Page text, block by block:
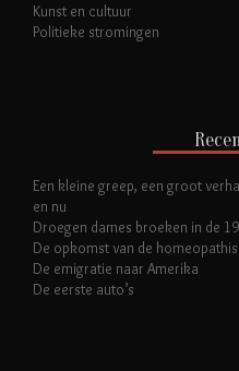
Kunst en cultuur
Politieke stromingen
Een kleine greep, een groot
en nu
Droegen dames broeken in de
De opkomst van de
De emigratie naar Amerika
De eerste auto’s